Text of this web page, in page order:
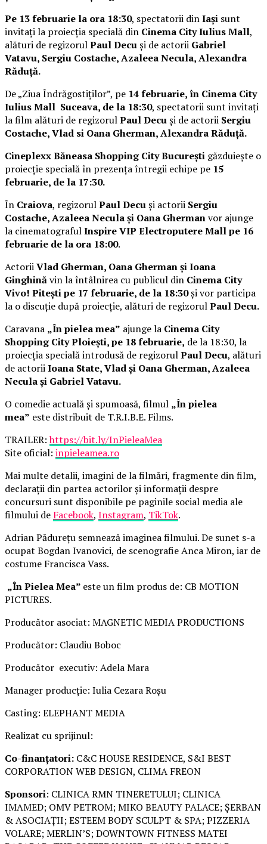
Pe 13 februarie la ora 18:30, spectatorii dinIași sunt
invitați la proiecția specială din Cinema City Iulius Mall,
alături de regizorulPaul Decuși de actorii Gabriel
Vatavu, Sergiu Costache, Azaleea Necula, Alexandra
Răduță.
De „Ziua Îndrăgostiților”, pe 14 februarie, în Cinema City
Iulius Mall Suceava, de la 18:30, spectatorii sunt invitați
la film alături de regizorulPaul Decuși de actorii Sergiu
Costache, Vlad si Oana Gherman, Alexandra Răduță.
Cineplexx Băneasa Shopping City București găzduiește o
proiecție specială în prezența întregii echipe pe 15
februarie, de la 17:30.
În Craiova, regizorulPaul Decuși actorii Sergiu
Costache, Azaleea Necula și Oana Ghermanvor ajunge
la cinematografulInspire VIP Electroputere Mall pe 16
februarie de la ora 18:00.
ActoriiVlad Gherman, Oana Gherman și Ioana
Ginghinăvin la întâlnirea cu publicul din Cinema City
Vivo! Pitești pe 17 februarie, de la 18:30și vor participa
la o discuție după proiecție, alături de regizorulPaul Decu.
Caravana „În pielea mea” ajunge la Cinema City
Shopping City Ploiești, pe 18 februarie, de la 18:30, la
proiecția specială introdusă de regizorulPaul Decu, alături
de actoriiIoana State, Vlad și Oana Gherman, Azaleea
Necula și Gabriel Vatavu.
O comedie actuală și spumoasă, filmul „În pielea
mea” este distribuit de T.R.I.B.E. Films.
TRAILER:https://bit.ly/InPieleaMea
Site oficial: inpieleamea.ro
Mai multe detalii, imagini de la filmări, fragmente din film,
declarații din partea actorilor și informații despre
concursuri sunt disponibile pe paginile social media ale
filmului de Facebook, Instagram, TikTok.
Adrian Pădurețu semnează imaginea filmului. De sunet s-a
ocupat Bogdan Ivanovici, de scenografie Anca Miron, iar de
costume Francisca Vass.
„În Pielea Mea” este un film produs de: CB MOTION
PICTURES.
Producător asociat: MAGNETIC MEDIA PRODUCTIONS
Producător: Claudiu Boboc
Producător executiv: Adela Mara
Manager producție: Iulia Cezara Roșu
Casting: ELEPHANT MEDIA
Realizat cu sprijinul:
Co-finanțatori: C&C HOUSE RESIDENCE, S&I BEST
CORPORATION WEB DESIGN, CLIMA FREON
Sponsori: CLINICA RMN TINERETULUI; CLINICA
IMAMED; OMV PETROM; MIKO BEAUTY PALACE; ȘERBAN
& ASOCIAȚII; ESTEEM BODY SCULPT & SPA; PIZZERIA
VOLARE; MERLIN’S; DOWNTOWN FITNESS MATEI